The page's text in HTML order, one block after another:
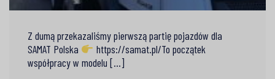
Z dumą przekazaliśmy pierwszą partię pojazdów dla
SAMAT Polska
https://samat.pl/To początek
współpracy w modelu [...]